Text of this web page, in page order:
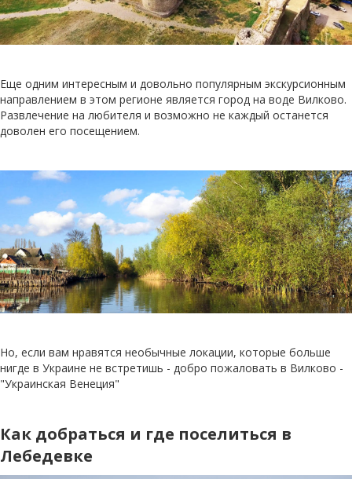
Еще одним интересным и довольно популярным экскурсионным
направлением в этом регионе является город на воде Вилково.
Развлечение на любителя и возможно не каждый останется
доволен его посещением.
Но, если вам нравятся необычные локации, которые больше
нигде в Украине не встретишь - добро пожаловать в Вилково -
"Украинская Венеция"
Как добраться и где поселиться в
Лебедевке